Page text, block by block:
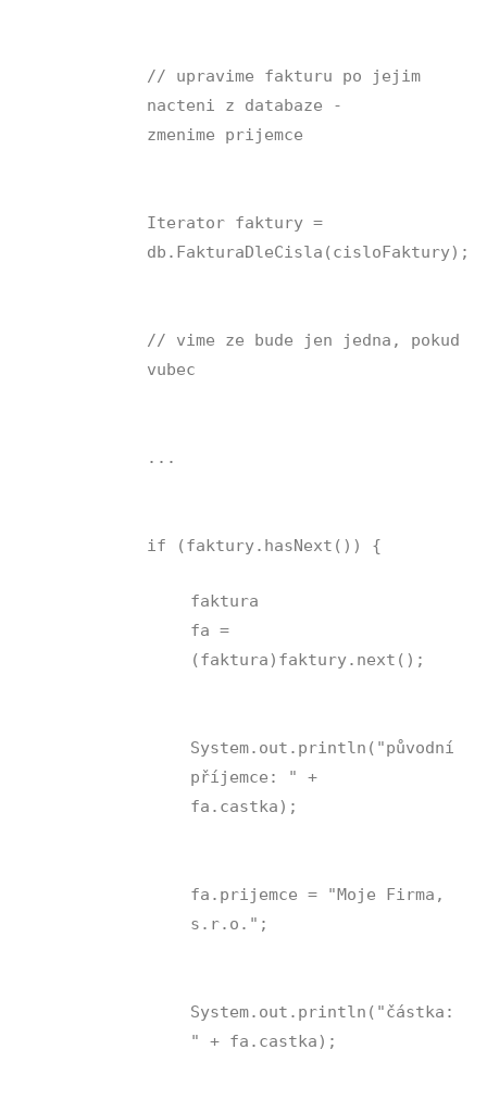
// upravime fakturu po jejim
nacteni z databaze -
zmenime prijemce
Iterator faktury =
db.FakturaDleCisla(cisloFaktury);
// vime ze bude jen jedna, pokud
vubec
...
if (faktury.hasNext()) {
faktura
fa =
(faktura)faktury.next();
System.out.println("původní
příjemce: " +
fa.castka);
fa.prijemce = "Moje Firma,
s.r.o.";
System.out.println("částka:
" + fa.castka);